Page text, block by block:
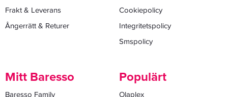
Frakt & Leverans
Ångerrätt & Returer
Cookiepolicy
Integritetspolicy
Smspolicy
Mitt Baresso
Baresso Family
Populärt
Olaplex